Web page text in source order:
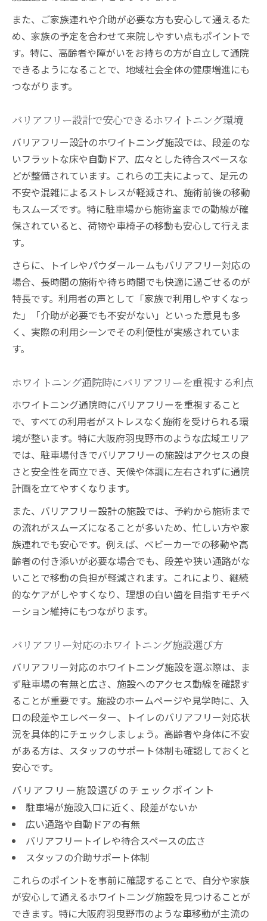
また、ご家族連れや介助が必要な方も安心して通えるた
め、家族の予定を合わせて来院しやすい点もポイントで
す。特に、高齢者や障がいをお持ちの方が自立して通院
できるようになることで、地域社会全体の健康増進にも
つながります。
バリアフリー設計で安心できるホワイトニング環境
バリアフリー設計のホワイトニング施設では、段差のな
いフラットな床や自動ドア、広々とした待合スペースな
どが整備されています。これらの工夫によって、足元の
不安や混雑によるストレスが軽減され、施術前後の移動
もスムーズです。特に駐車場から施術室までの動線が確
保されていると、荷物や車椅子の移動も安心して行えま
す。
さらに、トイレやパウダールームもバリアフリー対応の
場合、長時間の施術や待ち時間でも快適に過ごせるのが
特長です。利用者の声として「家族で利用しやすくなっ
た」「介助が必要でも不安がない」といった意見も多
く、実際の利用シーンでその利便性が実感されていま
す。
ホワイトニング通院時にバリアフリーを重視する利点
ホワイトニング通院時にバリアフリーを重視すること
で、すべての利用者がストレスなく施術を受けられる環
境が整います。特に大阪府羽曳野市のような広域エリア
では、駐車場付きでバリアフリーの施設はアクセスの良
さと安全性を両立でき、天候や体調に左右されずに通院
計画を立てやすくなります。
また、バリアフリー設計の施設では、予約から施術まで
の流れがスムーズになることが多いため、忙しい方や家
族連れでも安心です。例えば、ベビーカーでの移動や高
齢者の付き添いが必要な場合でも、段差や狭い通路がな
いことで移動の負担が軽減されます。これにより、継続
的なケアがしやすくなり、理想の白い歯を目指すモチベ
ーション維持にもつながります。
バリアフリー対応のホワイトニング施設選び方
バリアフリー対応のホワイトニング施設を選ぶ際は、ま
ず駐車場の有無と広さ、施設へのアクセス動線を確認す
ることが重要です。施設のホームページや見学時に、入
口の段差やエレベーター、トイレのバリアフリー対応状
況を具体的にチェックしましょう。高齢者や身体に不安
がある方は、スタッフのサポート体制も確認しておくと
安心です。
バリアフリー施設選びのチェックポイント
駐車場が施設入口に近く、段差がないか
広い通路や自動ドアの有無
バリアフリートイレや待合スペースの広さ
スタッフの介助サポート体制
これらのポイントを事前に確認することで、自分や家族
が安心して通えるホワイトニング施設を見つけることが
できます。特に大阪府羽曳野市のような車移動が主流の